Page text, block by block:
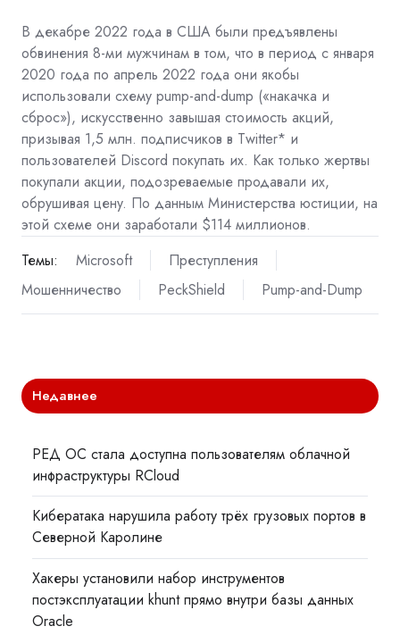
В декабре 2022 года в США были предъявлены
обвинения 8-ми мужчинам в том, что в период с января
2020 года по апрель 2022 года они якобы
использовали схему pump-and-dump («накачка и
сброс»), искусственно завышая стоимость акций,
призывая 1,5 млн. подписчиков в Twitter* и
пользователей Discord покупать их. Как только жертвы
покупали акции, подозреваемые продавали их,
обрушивая цену. По данным Министерства юстиции, на
этой схеме они заработали $114 миллионов.
Темы:
Microsoft
Преступления
Мошенничество
PeckShield Pump-and-Dump
Недавнее
РЕД ОС стала доступна пользователям облачной
инфраструктуры RCloud
Кибератака нарушила работу трёх грузовых портов в
Северной Каролине
Хакеры установили набор инструментов
постэксплуатации khunt прямо внутри базы данных
Oracle